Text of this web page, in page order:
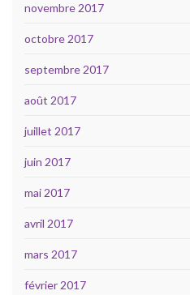
novembre 2017
octobre 2017
septembre 2017
août 2017
juillet 2017
juin 2017
mai 2017
avril 2017
mars 2017
février 2017